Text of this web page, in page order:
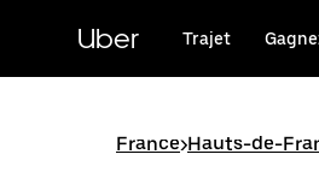
principal
Uber Trajet
France>Hauts-de-